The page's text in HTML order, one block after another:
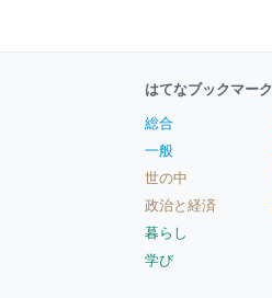
はてなブックマーク
総合
一般
世の中
政治と経済
暮らし
学び